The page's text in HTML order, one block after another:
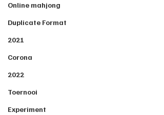
Online mahjong
Duplicate Format
2021
Corona
2022
Toernooi
Experiment